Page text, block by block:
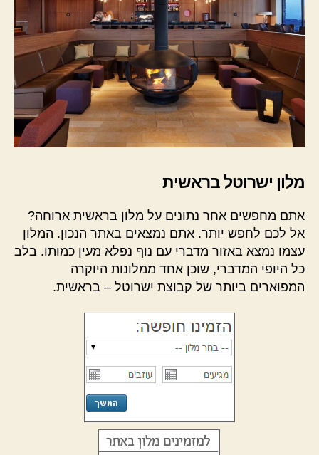
מלון ישרוטל בראשית
אתם מחפשים אחר נתונים על מלון בראשית ארוחה?
אל לכם לחפש יותר. אתם נמצאים באתר הנכון. המלון
עצמו נמצא באזור מדברי עם נוף נפלא מעין כמותו. בלב
כל היופי המדברי, שוכן אחד ממלונות היוקרה
המפוארים ביותר של קבוצת ישרוטל – בראשית.